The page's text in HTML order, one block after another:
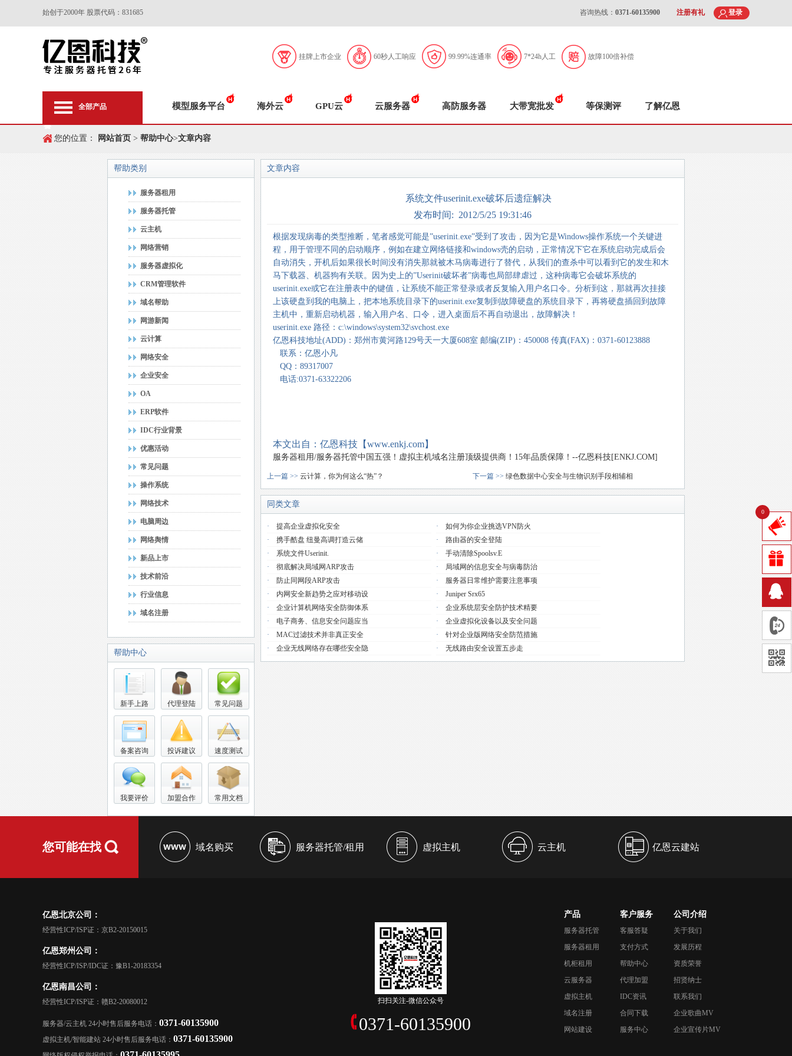
始创于2000年 股票代码：831685 咨询热线： 0371-60135900 注册有礼 登录
挂牌上市企业 60秒人工响应 99.99%连通率 7*24h人工 故障100倍补偿
全部产品 模型服务平台 海外云 GPU云 云服务器 高防服务器 大带宽批发 等保测评 了解亿恩
您的位置： 网站首页 > 帮助中心>文章内容
帮助类别
服务器租用
服务器托管
云主机
网络营销
服务器虚拟化
CRM管理软件
域名帮助
网游新闻
云计算
网络安全
企业安全
OA
ERP软件
IDC行业背景
优惠活动
常见问题
操作系统
网络技术
电脑周边
网络舆情
新品上市
技术前沿
行业信息
域名注册
帮助中心
新手上路 代理登陆 常见问题
备案咨询 投诉建议 速度测试
我要评价 加盟合作 常用文档
文章内容
系统文件userinit.exe破坏后遗症解决
发布时间: 2012/5/25 19:31:46
根据发现病毒的类型推断，笔者感觉可能是”userinit.exe”受到了攻击，因为它是Windows操作系统一个关键进
程，用于管理不同的启动顺序，例如在建立网络链接和windows壳的启动，正常情况下它在系统启动完成后会
自动消失，开机后如果很长时间没有消失那就被木马病毒进行了替代，从我们的查杀中可以看到它的发生和木
马下载器、机器狗有关联。因为史上的”Userinit破坏者”病毒也局部肆虐过，这种病毒它会破坏系统的
userinit.exe或它在注册表中的键值，让系统不能正常登录或者反复输入用户名口令。分析到这，那就再次挂接
上该硬盘到我的电脑上，把本地系统目录下的userinit.exe复制到故障硬盘的系统目录下，再将硬盘插回到故障
主机中，重新启动机器，输入用户名、口令，进入桌面后不再自动退出，故障解决！
userinit.exe 路径：c:\windows\system32\svchost.exe
亿恩科技地址(ADD)：郑州市黄河路129号天一大厦608室 邮编(ZIP)：450008 传真(FAX)：0371-60123888
联系：亿恩小凡
QQ：89317007
电话:0371-63322206
本文出自：亿恩科技【www.enkj.com】
服务器租用/服务器托管中国五强！虚拟主机域名注册顶级提供商！15年品质保障！--亿恩科技[ENKJ.COM]
上一篇 >> 云计算，你为何这么“热”？ 下一篇 >> 绿色数据中心安全与生物识别手段相辅相
同类文章
· 提高企业虚拟化安全 ·如何为你企业挑选VPN防火
· 携手酷盘 纽曼高调打造云储 ·路由器的安全登陆
· 系统文件userinit. ·手动清除Spoolsv.e
· 彻底解决局域网ARP攻击 · 局域网的信息安全与病毒防治
· 防止同网段ARP攻击 · 服务器日常维护需要注意事项
· 内网安全新趋势之应对移动设 ·Juniper Srx65
· 企业计算机网络安全防御体系 ·企业系统层安全防护技术精要
· 电子商务、信息安全问题应当 ·企业虚拟化设备以及安全问题
· MAC过滤技术并非真正安全 ·针对企业版网络安全防范措施
· 企业无线网络存在哪些安全隐 ·无线路由安全设置五步走
您可能在找 域名购买 服务器托管/租用 虚拟主机 云主机 亿恩云建站
亿恩北京公司：
经营性ICP/ISP证：京B2-20150015
亿恩郑州公司：
经营性ICP/ISP/IDC证：豫B1-20183354
亿恩南昌公司：
经营性ICP/ISP证：赣B2-20080012
服务器/云主机 24小时售后服务电话： 0371-60135900
虚拟主机/智能建站 24小时售后服务电话： 0371-60135900
扫扫关注-微信公众号
0371-60135900
产品
服务器托管
服务器租用
机柜租用
云服务器
虚拟主机
域名注册
网站建设
客户服务
客服答疑
支付方式
帮助中心
代理加盟
IDC资讯
合同下载
服务中心
公司介绍
关于我们
发展历程
资质荣誉
招贤纳士
联系我们
企业歌曲MV
企业宣传片MV
0